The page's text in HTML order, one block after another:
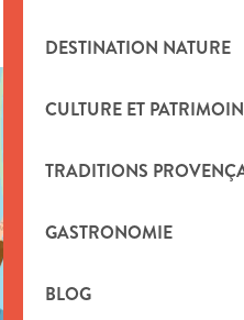
DESTINATION NATURE
CULTURE ET
TRADITIONS
GASTRONOMIE
BLOG